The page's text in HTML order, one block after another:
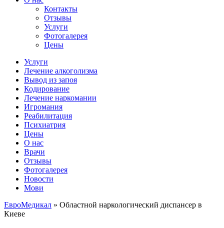
Контакты
Отзывы
Услуги
Фотогалерея
Цены
Услуги
Лечение алкоголизма
Вывод из запоя
Кодирование
Лечение наркомании
Игромания
Реабилитация
Психиатрия
Цены
О нас
Врачи
Отзывы
Фотогалерея
Новости
Мови
ЕвроМедикал » Областной наркологический диспансер в
Киеве